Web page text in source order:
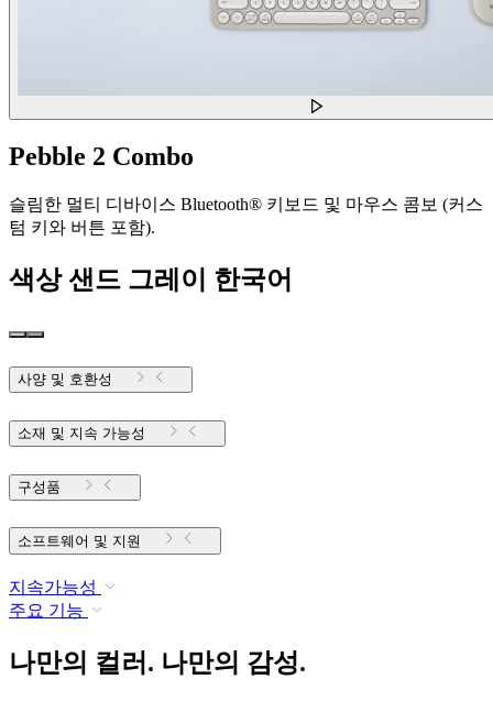
Pebble 2 Combo
슬림한 멀티 디바이스 Bluetooth® 키보드 및 마우스 콤보 (커스
텀 키와 버튼 포함).
색상 샌드 그레이 한국어
사양 및 호환성
소재 및 지속 가능성
구성품
소프트웨어 및 지원
지속가능성
주요 기능
나만의 컬러. 나만의 감성.